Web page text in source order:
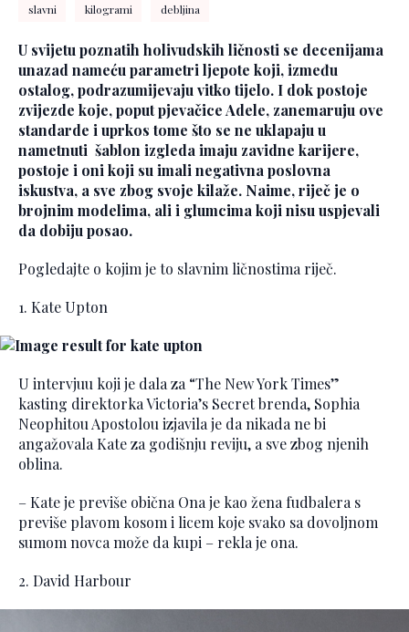
slavni kilogrami debljina
U svijetu poznatih holivudskih ličnosti se decenijama
unazad nameću parametri ljepote koji, između
ostalog, podrazumijevaju vitko tijelo. I dok postoje
zvijezde koje, poput pjevačice Adele, zanemaruju ove
standarde i uprkos tome što se ne uklapaju u
nametnuti šablon izgleda imaju zavidne karijere,
postoje i oni koji su imali negativna poslovna
iskustva, a sve zbog svoje kilaže. Naime, riječ je o
brojnim modelima, ali i glumcima koji nisu uspjevali
da dobiju posao.
Pogledajte o kojim je to slavnim ličnostima riječ.
1. Kate Upton
U intervjuu koji je dala za “The New York Times”
kasting direktorka Victoria’s Secret brenda, Sophia
Neophitou Apostolou izjavila je da nikada ne bi
angažovala Kate za godišnju reviju, a sve zbog njenih
oblina.
– Kate je previše obična Ona je kao žena fudbalera s
previše plavom kosom i licem koje svako sa dovoljnom
sumom novca može da kupi – rekla je ona.
2. David Harbour